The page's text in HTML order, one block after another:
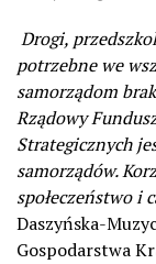
Drogi,
potrzebne we
samorządom
Rządowy
Strategicznych
samorządów.
społeczeństwo i
Daszyńska-
Gospodarstwa